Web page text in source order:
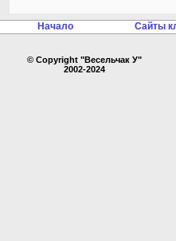
Начало Сайты
© Copyright "Весельчак У"
2002-2024